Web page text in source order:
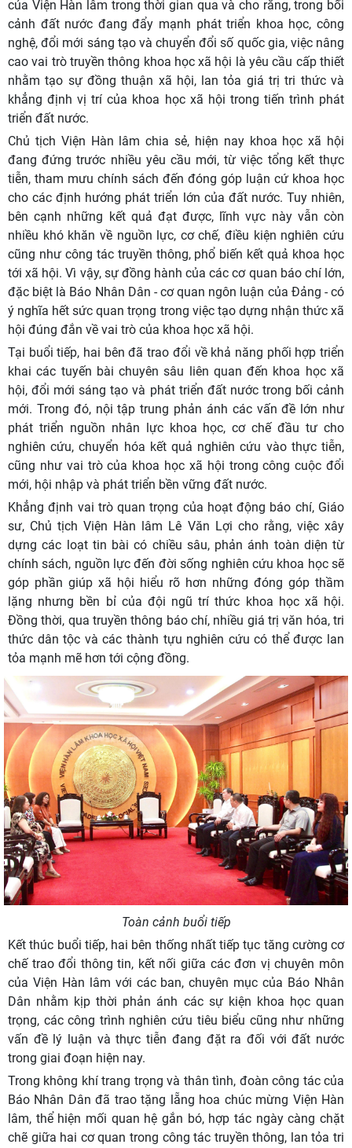
của Viện Hàn lâm trong thời gian qua và cho rằng, trong bối
cảnh đất nước đang đẩy mạnh phát triển khoa học, công
nghệ, đổi mới sáng tạo và chuyển đổi số quốc gia, việc nâng
cao vai trò truyền thông khoa học xã hội là yêu cầu cấp thiết
nhằm tạo sự đồng thuận xã hội, lan tỏa giá trị tri thức và
khẳng định vị trí của khoa học xã hội trong tiến trình phát
triển đất nước.
Chủ tịch Viện Hàn lâm chia sẻ, hiện nay khoa học xã hội
đang đứng trước nhiều yêu cầu mới, từ việc tổng kết thực
tiễn, tham mưu chính sách đến đóng góp luận cứ khoa học
cho các định hướng phát triển lớn của đất nước. Tuy nhiên,
bên cạnh những kết quả đạt được, lĩnh vực này vẫn còn
nhiều khó khăn về nguồn lực, cơ chế, điều kiện nghiên cứu
cũng như công tác truyền thông, phổ biến kết quả khoa học
tới xã hội. Vì vậy, sự đồng hành của các cơ quan báo chí lớn,
đặc biệt là Báo Nhân Dân - cơ quan ngôn luận của Đảng - có
ý nghĩa hết sức quan trọng trong việc tạo dựng nhận thức xã
hội đúng đắn về vai trò của khoa học xã hội.
Tại buổi tiếp, hai bên đã trao đổi về khả năng phối hợp triển
khai các tuyến bài chuyên sâu liên quan đến khoa học xã
hội, đổi mới sáng tạo và phát triển đất nước trong bối cảnh
mới. Trong đó, nội tập trung phản ánh các vấn đề lớn như
phát triển nguồn nhân lực khoa học, cơ chế đầu tư cho
nghiên cứu, chuyển hóa kết quả nghiên cứu vào thực tiễn,
cũng như vai trò của khoa học xã hội trong công cuộc đổi
mới, hội nhập và phát triển bền vững đất nước.
Khẳng định vai trò quan trọng của hoạt động báo chí, Giáo
sư, Chủ tịch Viện Hàn lâm Lê Văn Lợi cho rằng, việc xây
dựng các loạt tin bài có chiều sâu, phản ánh toàn diện từ
chính sách, nguồn lực đến đời sống nghiên cứu khoa học sẽ
góp phần giúp xã hội hiểu rõ hơn những đóng góp thầm
lặng nhưng bền bỉ của đội ngũ trí thức khoa học xã hội.
Đồng thời, qua truyền thông báo chí, nhiều giá trị văn hóa, tri
thức dân tộc và các thành tựu nghiên cứu có thể được lan
tỏa mạnh mẽ hơn tới cộng đồng.
Toàn cảnh buổi tiếp
Kết thúc buổi tiếp, hai bên thống nhất tiếp tục tăng cường cơ
chế trao đổi thông tin, kết nối giữa các đơn vị chuyên môn
của Viện Hàn lâm với các ban, chuyên mục của Báo Nhân
Dân nhằm kịp thời phản ánh các sự kiện khoa học quan
trọng, các công trình nghiên cứu tiêu biểu cũng như những
vấn đề lý luận và thực tiễn đang đặt ra đối với đất nước
trong giai đoạn hiện nay.
Trong không khí trang trọng và thân tình, đoàn công tác của
Báo Nhân Dân đã trao tặng lẵng hoa chúc mừng Viện Hàn
lâm, thể hiện mối quan hệ gắn bó, hợp tác ngày càng chặt
chẽ giữa hai cơ quan trong công tác truyền thông, lan tỏa tri